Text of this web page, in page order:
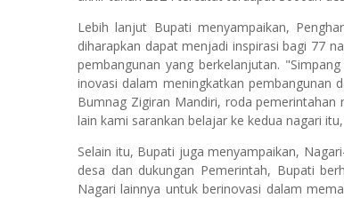
Lebih lanjut Bupati menyampaikan,
diharapkan dapat menjadi inspirasi bagi 77
pembangunan yang berkelanjutan.
inovasi dalam meningkatkan pembangunan
Bumnag Zigiran Mandiri, roda pemerintahan
lain kami sarankan belajar ke kedua nagari
Selain itu, Bupati juga menyampaikan,
desa dan dukungan Pemerintah, Bupati
Nagari lainnya untuk berinovasi dalam